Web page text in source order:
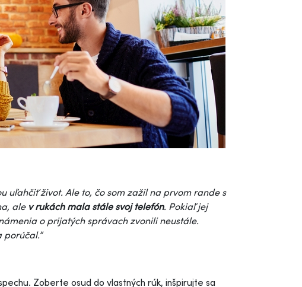
uľahčiť život. Ale to, čo som zažil na prvom rande s
ale v rukách mala stále svoj telefón. Pokiaľ jej
o prijatých správach zvonili neustále.
Zoberte osud do vlastných rúk, inšpirujte sa